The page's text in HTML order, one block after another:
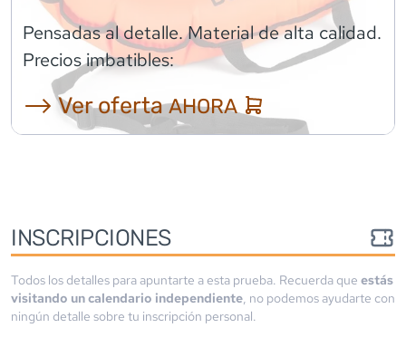
Pensadas al detalle. Material de alta calidad.
Precios imbatibles:
⟶ Ver ofertaAHORA
INSCRIPCIONES
Todos los detalles para apuntarte a esta prueba. Recuerda que estás
visitando un calendario independiente, no podemos ayudarte con
ningún detalle sobre tu inscripción personal.